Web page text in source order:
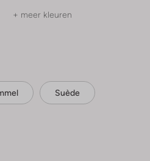
+ meer kleuren
Suède